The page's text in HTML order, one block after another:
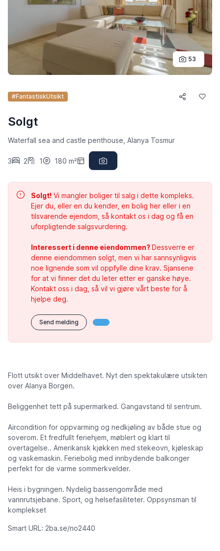
53
#FantastiskUtsikt
Solgt
Waterfall sea and castle penthouse, Alanya Tosmur
3 2 1 180 m²
Solgt! Vi mangler boliger til salg i dette kompleks.
Ejer du, eller en du kender, en bolig her eller i en
tilsvarende ejendom, så kontakt os i dag og få en
uforpligtende salgsvurdering.
Interessert i denne eiendommen? Dessverre er
denne eiendommen solgt, men vi har sannsynligvis
noe lignende som vil oppfylle dine krav. Sjansene
for at vi finner det du leter etter er ganske høye.
Kontakt oss i dag, så vil vi gjøre vårt beste for å
hjelpe deg.
Send melding
Flott utsikt over Middelhavet. Nyt den spektakulære utsikten
over Alanya Borgen.
Beliggenhet tett på supermarked. Gangavstand til sentrum.
Aircondition for oppvarming og nedkjøling av både stue og
soverom. Et fredfullt feriehjem, møblert og klart til
overtagelse.. Amerikansk kjøkken med stekeovn, kjøleskap
og vaskemaskin. Feriebolig med innbydende balkonger
perfekt for de varme sommerkvelder.
Heis i bygningen. Nydelig bassengområde med
vannrutsjebane. Sport, og helsefasiliteter. Oppsynsman til
komplekset
Smart URL: 2ba.se/no2440